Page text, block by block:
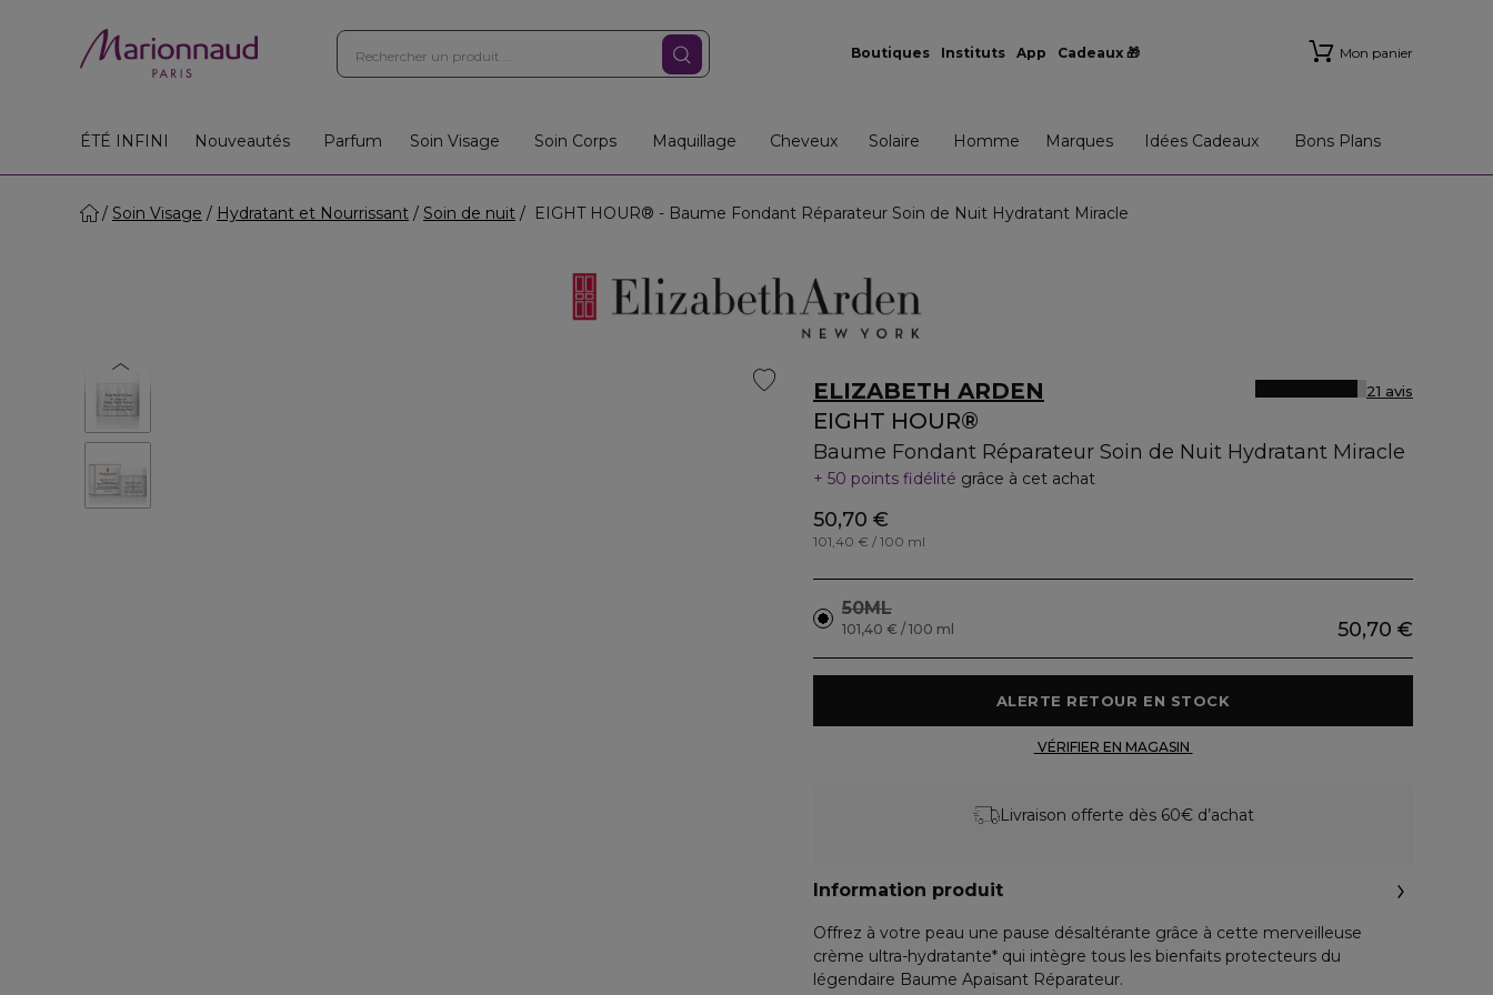
Boutiques Instituts App Cadeaux 🎁 Mon panier
ÉTÉ INFINI Nouveautés Parfum Soin Visage Soin Corps Maquillage Cheveux Solaire Homme Marques Idées Cadeaux Bons Plans
Soin Visage Hydratant et Nourrissant Soin de nuit EIGHT HOUR® - Baume Fondant Réparateur Soin de Nuit Hydratant Miracle
ELIZABETH ARDEN
EIGHT HOUR®
Baume Fondant Réparateur Soin de Nuit Hydratant Miracle
21 avis
50 points fidélité grâce à cet achat
50,70 €
101,40 € / 100 ml
50ML
50,70 €
101,40 € / 100 ml
Livraison offerte dès 60€ d’achat
Information produit
Offrez à votre peau une pause désaltérante grâce à cette merveilleuse
crème ultra-hydratante* qui intègre tous les bienfaits protecteurs du
légendaire Baume Apaisant Réparateur.